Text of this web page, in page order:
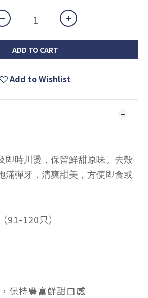
ADD TO CART
Add to Wishlist
即時川燙，保留鮮甜原味。去殼
滿彈牙，清爽甜美，方便即食或
91-120只）
保持豐富鮮甜口感